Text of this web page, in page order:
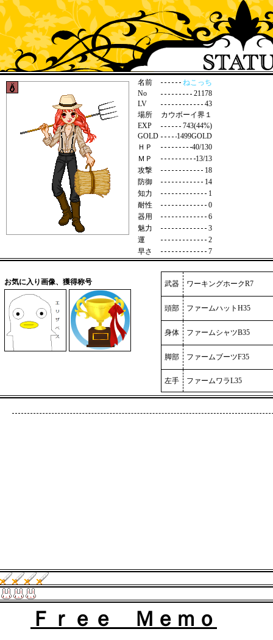
名前
ねこっち
No
21178
LV
43
場所
カウボーイ界１
EXP
743(44%)
GOLD
1499GOLD
ＨＰ
40/130
ＭＰ
13/13
攻撃
18
防御
14
知力
1
耐性
0
器用
6
魅力
3
運
2
早さ
7
お気に入り画像、獲得称号 武器 ワーキングホークR7
頭部 ファームハットH35
身体 ファームシャツB35
脚部 ファームブーツF35
左手 ファームワラL35
Ｆｒｅｅ Ｍｅｍｏ